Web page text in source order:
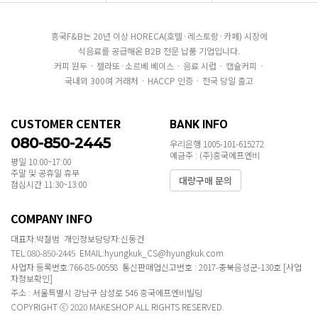
흥국F&B는 20년 이상 HORECA(호텔·레스토랑·카페) 시장에
식음료를 공급해온 B2B 전문 납품 기업입니다.
커피 원두 · 젤라또·소르베 베이스 · 음료 시럽 · 캡슐커피 ·
국내외 300여 거래처 · HACCP 인증 · 전국 당일 출고
CUSTOMER CENTER
080-850-2445
평일 10:00~17:00
주말 및 공휴일 휴무
점심시간 11:30~13:00
BANK INFO
우리은행 1005-101-615272
예금주 : (주)흥국에프엔비
대량구매 문의
COMPANY INFO
대표자:박철범 개인정보담당자:신동건
TEL:080-850-2445 EMAIL:hyungkuk_CS@hyungkuk.com
사업자 등록번호:766-85-00558 통신판매업신고번호 : 2017-충북음성군-130호 [사업
자정보확인]
주소 : 서울특별시 강남구 삼성로 546 흥국에프엔비빌딩
COPYRIGHT ⓒ 2020 MAKESHOP ALL RIGHTS RESERVED.